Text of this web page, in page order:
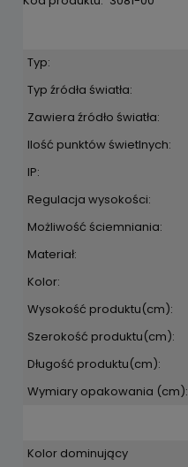
Typ:
Typ źródła światła:
Zawiera źródło światła:
Ilość punktów świetlnych:
IP:
Regulacja wysokości:
Możliwość ściemniania:
Materiał:
Kolor:
Wysokość produktu(cm):
Szerokość produktu(cm):
Długość produktu(cm):
Wymiary opakowania (cm):
Kolor dominujący